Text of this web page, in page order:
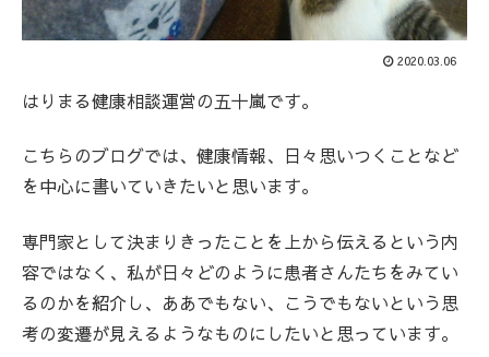
2020.03.06
はりまる健康相談運営の五十嵐です。
こちらのブログでは、健康情報、日々思いつくことなど
を中心に書いていきたいと思います。
専門家として決まりきったことを上から伝えるという内
容ではなく、私が日々どのように患者さんたちをみてい
るのかを紹介し、ああでもない、こうでもないという思
考の変遷が見えるようなものにしたいと思っています。